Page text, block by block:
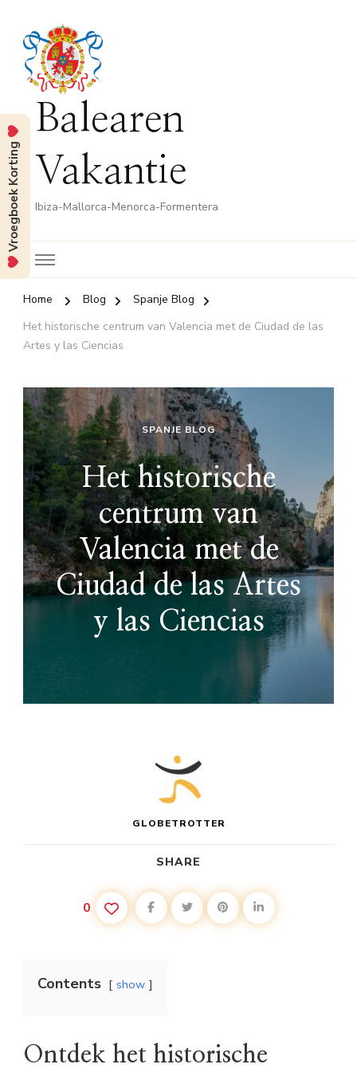
Balearen
Vakantie
Ibiza-Mallorca-Menorca-Formentera
Home Blog
Spanje Blog
Het historische centrum van Valencia met de Ciudad de las
Artes y las Ciencias
SPANJE BLOG
Het historische
centrum van
Valencia met de
Ciudad de las Artes
y las Ciencias
GLOBETROTTER
SHARE
0
Contents show
Ontdek het historische
Vroegboek Korting